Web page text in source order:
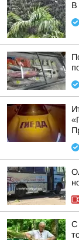
В
С